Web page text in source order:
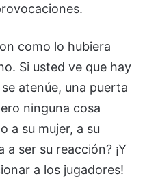
como lo hubiera
Si usted ve que hay
atenúe, una puerta
ninguna cosa
a su mujer, a su
a ser su reacción? ¡Y
a los jugadores!